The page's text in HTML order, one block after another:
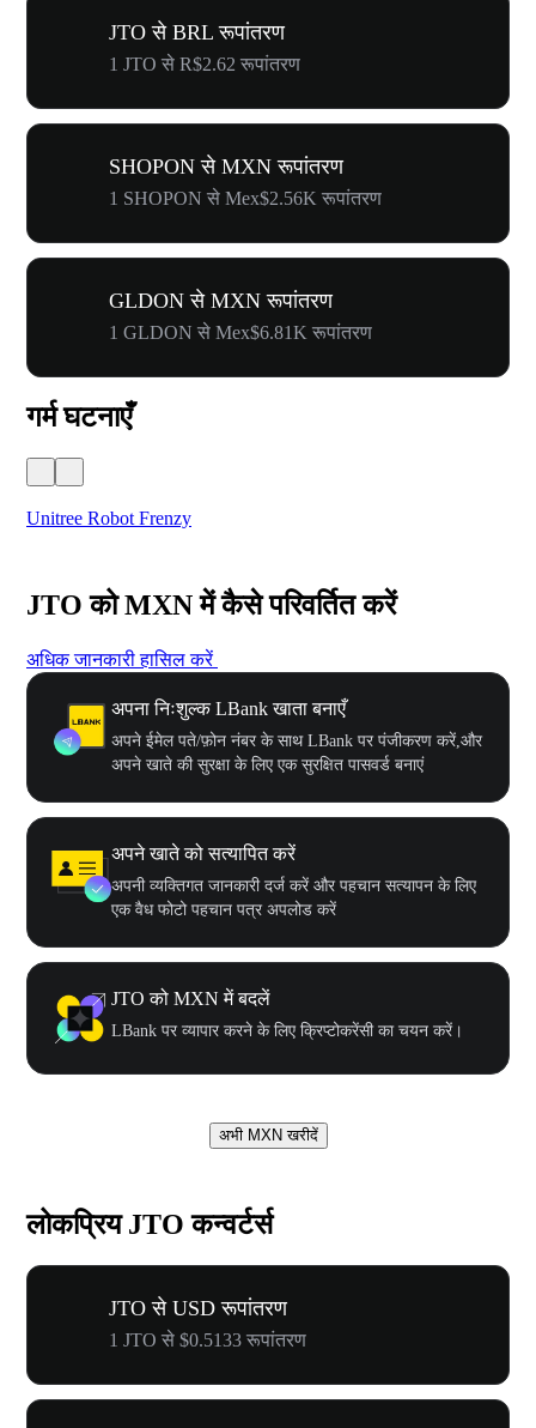
JTO से BRL रूपांतरण
1 JTO से R$2.62 रूपांतरण
SHOPON से MXN रूपांतरण
1 SHOPON से Mex$2.56K रूपांतरण
GLDON से MXN रूपांतरण
1 GLDON से Mex$6.81K रूपांतरण
गर्म घटनाएँ
Unitree Robot Frenzy
JTO को MXN में कैसे परिवर्तित करें
अधिक जानकारी हासिल करें
अपना निःशुल्क LBank खाता बनाएँ
अपने ईमेल पते/फ़ोन नंबर के साथ LBank पर पंजीकरण करें,और
अपने खाते की सुरक्षा के लिए एक सुरक्षित पासवर्ड बनाएं
अपने खाते को सत्यापित करें
अपनी व्यक्तिगत जानकारी दर्ज करें और पहचान सत्यापन के लिए
एक वैध फोटो पहचान पत्र अपलोड करें
JTO को MXN में बदलें
LBank पर व्यापार करने के लिए क्रिप्टोकरेंसी का चयन करें।
अभी MXN खरीदें
लोकप्रिय JTO कन्वर्टर्स
JTO से USD रूपांतरण
1 JTO से $0.5133 रूपांतरण